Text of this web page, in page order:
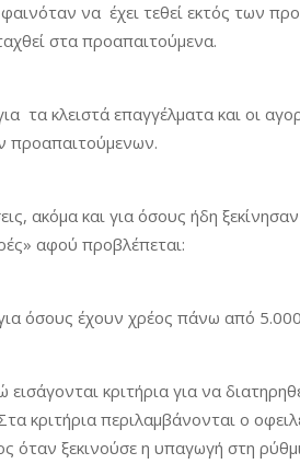
να έχει τεθεί εκτός των
στα προαπαιτούμενα.
τα κλειστά επαγγέλματα και οι
προαπαιτούμενων.
ακόμα και για όσους ήδη
αφού προβλέπεται:
όσους έχουν χρέος πάνω από
κριτήρια για να
κριτήρια περιλαμβάνονται ο
όταν ξεκινούσε η υπαγωγή στη